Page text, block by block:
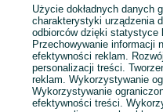
Użycie dokładnych danych
charakterystyki urządzenia
odbiorców dzięki statystyce
Przechowywanie informacji
efektywności reklam.
personalizacji treści.
reklam. Wykorzystywanie
Wykorzystywanie
efektywności treści.